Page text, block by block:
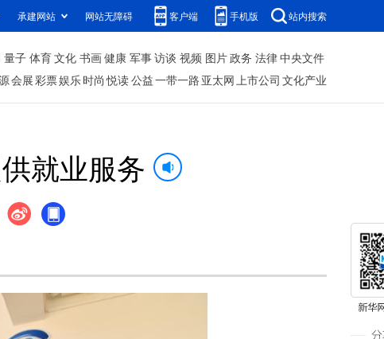
承建网站 网站无障碍 客户端 手机版 站内搜索
量子 体育文化 书画健康 军事访谈 视频 图片政务 法律中央文件
会展彩票娱乐时尚 悦读公益一带一路 亚太网上市公司 文化产业
就业服务